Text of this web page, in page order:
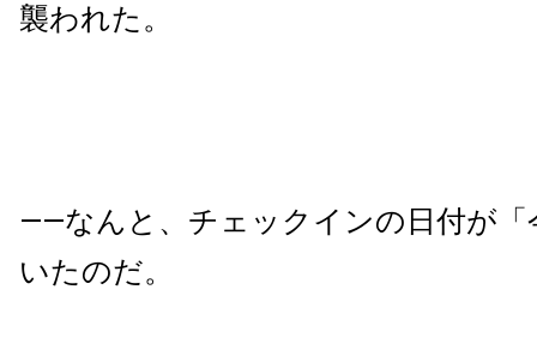
襲われた。
——なんと、チェックインの日付が「
いたのだ。